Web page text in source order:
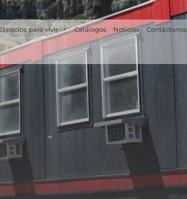
Tecno Fast Perú AlcoTriumphBalatTecno Panel
para vivir Catálogos Noticias Contáctanos